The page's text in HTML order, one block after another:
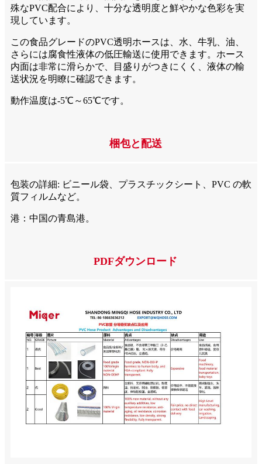
殊なPVC配合により、十分な透明度と鮮やかな色彩を実
現しています。
この食品グレードのPVC透明ホースは、水、牛乳、油、
さらには腐食性液体の低圧輸送に使用できます。ホース
内面は非常に滑らかで、目盛りがつきにくく、液体の輸
送状況を明瞭に確認できます。
動作温度は-5℃～65℃です。
梱包と配送
包装の詳細: ビニール袋、プラスチックシート、PVC の軟
質フィルムなど。
港：中国の青島港。
PDFダウンロード